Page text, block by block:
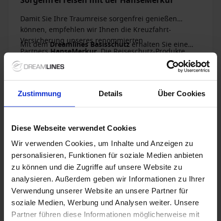
Zustimmung Details Über Cookies
Diese Webseite verwendet Cookies
Wir verwenden Cookies, um Inhalte und Anzeigen zu
personalisieren, Funktionen für soziale Medien anbieten
zu können und die Zugriffe auf unsere Website zu
analysieren. Außerdem geben wir Informationen zu Ihrer
Verwendung unserer Website an unsere Partner für
soziale Medien, Werbung und Analysen weiter. Unsere
Partner führen diese Informationen möglicherweise mit
Damit Sie Ihre Traumreise sorgenfrei genießen
können, empfehlen wir Ihnen die Kreuzfahrt-
Versicherung unseres renommierten
PartnersHanseMerkur. Die Reiseschutz-Produkte
wurden speziell für Kreuzfahrten entwickelt und
lassen sich perfekt auf Ihre Bedürfnisse zuschneiden.
Mit demDreamlines Basisschutzerhalten Sie eine
Reise-Rücktrittsversicherung und Urlaubsgarantie
(Reiseabbruch-Versicherung), wozu z. B. die
Anlegehafen bei Verpassen des Landgang-Endes und
der Reiseabbruch bei schwerer Seekrankheit
gehören.
Erweitern Sie Ihre Versicherung mit dem
Dreamlines
Profitieren Sie dabei zusätzlich von einer Reise-
Unfallversicherung, Reisegepäck-Versicherung und
Weitere Informationen finden Sie
Nieuw Statendam
4.2/519 Bewertungen